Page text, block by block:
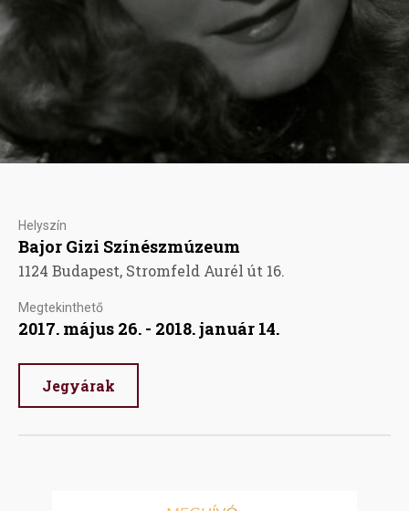
Helyszín
Bajor Gizi Színészmúzeum
1124 Budapest, Stromfeld Aurél út 16.
Megtekinthető
2017. május 26. - 2018. január 14.
Jegyárak